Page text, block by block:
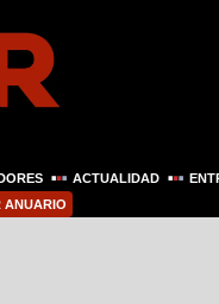
ACTUALIDAD
ANUARIO